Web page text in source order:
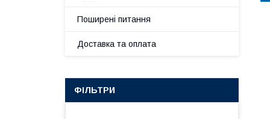
Поширені питання
Доставка та оплата
ФІЛЬТРИ